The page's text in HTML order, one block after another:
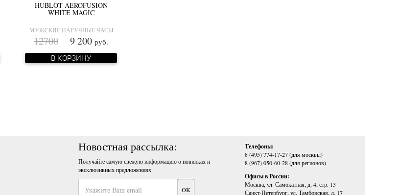
HUBLOT AEROFUSION
WHITE MAGIC
МУЖСКИЕ НАРУЧНЫЕ ЧАСЫ
12700 9 200 руб.
В КОРЗИНУ
Новостная рассылка:
Получайте самую свежую информацию о новинках и
эксклюзивных предложениях
Телефоны:
8 (495) 774-17-27 (для москвы)
8 (967) 050-60-28 (для регионов)
Офисы в России:
Москва, ул. Самокатная, д. 4, стр. 13
Санкт-Петербург, ул. Тамбовская, д. 17